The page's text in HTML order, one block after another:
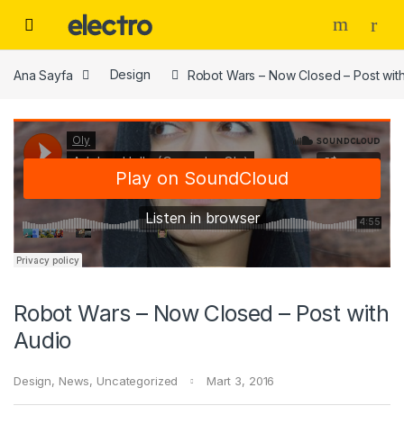
Ana Sayfa Design Robot Wars – Now Closed – Post
Robot Wars – Now Closed – Post with
Audio
Design, News, Uncategorized Mart 3, 2016